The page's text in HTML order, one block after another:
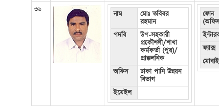
৩৬ নাম
মোঃ তবিবর
রহমান
পদবি
উপ-সহকারী
প্রকৌশলী/শাখা
কর্মকর্তা (পুর)/
প্রাক্কলনিক
অফিস
ঢাকা পানি উন্নয়ন
বিভাগ
ইমেইল
ফোন
ফ্যাক্স